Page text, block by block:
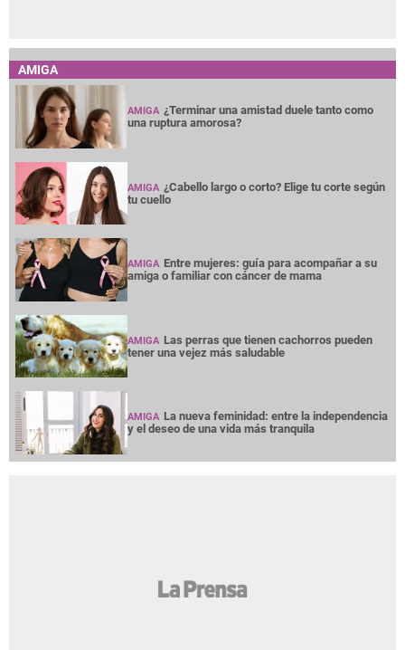
AMIGA
AMIGA ¿Terminar una amistad duele tanto como
una ruptura amorosa?
AMIGA ¿Cabello largo o corto? Elige tu corte según
tu cuello
AMIGA Entre mujeres: guía para acompañar a su
amiga o familiar con cáncer de mama
AMIGA Las perras que tienen cachorros pueden
tener una vejez más saludable
AMIGA La nueva feminidad: entre la independencia
y el deseo de una vida más tranquila